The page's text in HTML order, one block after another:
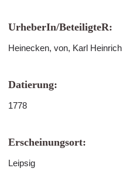
UrheberIn/BeteiligteR:
Heinecken, von, Karl Heinrich
Datierung:
1778
Erscheinungsort:
Leipsig